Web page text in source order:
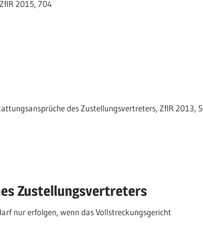
2015, 704
des Zustellungsvertreters, ZfIR 2013, 5
Zustellungsvertreters
nur erfolgen, wenn das Vollstreckungsgericht